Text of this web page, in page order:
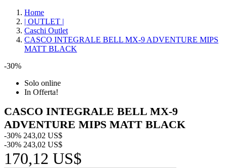
Home
| OUTLET |
Caschi Outlet
CASCO INTEGRALE BELL MX-9 ADVENTURE MIPS
MATT BLACK
-30%
Solo online
In Offerta!
CASCO INTEGRALE BELL MX-9
ADVENTURE MIPS MATT BLACK
-30% 243,02 US$
-30% 243,02 US$
170,12 US$